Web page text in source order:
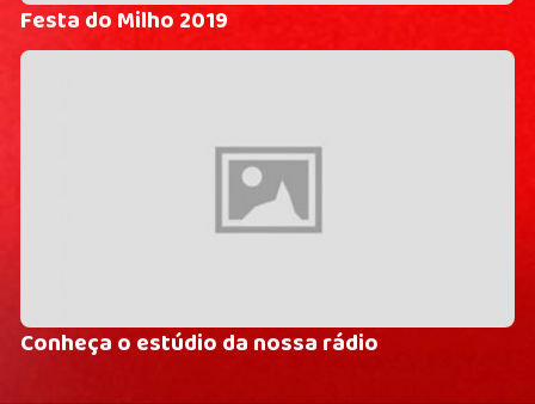
Festa do Milho 2019
Conheça o estúdio da nossa rádio